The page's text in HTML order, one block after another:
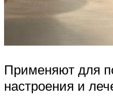
Применяют для
настроения и